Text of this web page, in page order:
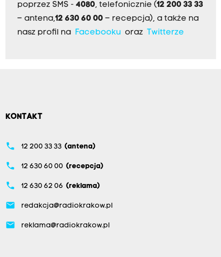
poprzez SMS - 4080, telefonicznie (12 200 33 33
– antena,12 630 60 00 – recepcja), a także na
nasz profil na
Facebookuoraz Twitterze
KONTAKT
phone 12 200 33 33 (antena)
phone 12 630 60 00 (recepcja)
phone 12 630 62 06 (reklama)
email redakcja@radiokrakow.pl
email reklama@radiokrakow.pl